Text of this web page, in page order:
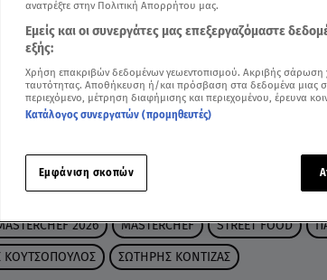
2026 MASTERCHEF STREET FOOD
ΚΟΥΤΣΟΠΟΥΛΟΣ ΣΩΤΗΡΗΣ ΚΟΝΤΙΖΑΣ
ανατρέξτε στην Πολιτική Απορρήτου μας.
Εμείς και οι συνεργάτες μας επεξεργαζόμαστε
εξής:
Χρήση επακριβών δεδομένων γεωεντοπισμού. Ακριβής σάρωση
ταυτότητας. Αποθήκευση ή/και πρόσβαση στα δεδομένα μιας
περιεχόμενο, μέτρηση διαφήμισης και περιεχομένου, έρευνα
Κατάλογος συνεργατών (προμηθευτές)
Εμφάνιση σκοπών